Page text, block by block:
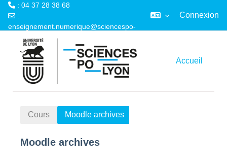
: 04 37 28 38 68
:
enseignement.numerique@sciencespo-
lyon.fr
Connexion
Accueil
Cours Moodle archives
Moodle archives